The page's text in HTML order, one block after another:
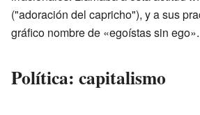
("adoración del capricho"), y a sus
gráfico nombre de «egoístas sin ego».
Política: capitalismo